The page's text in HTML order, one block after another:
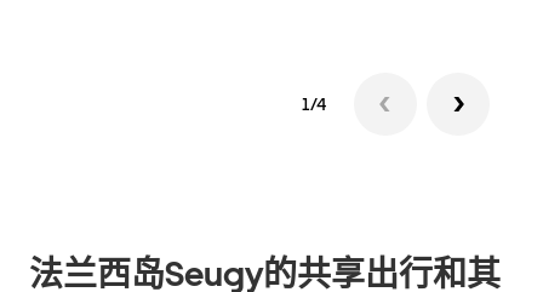
1/4
法兰西岛Seugy的共享出行和其